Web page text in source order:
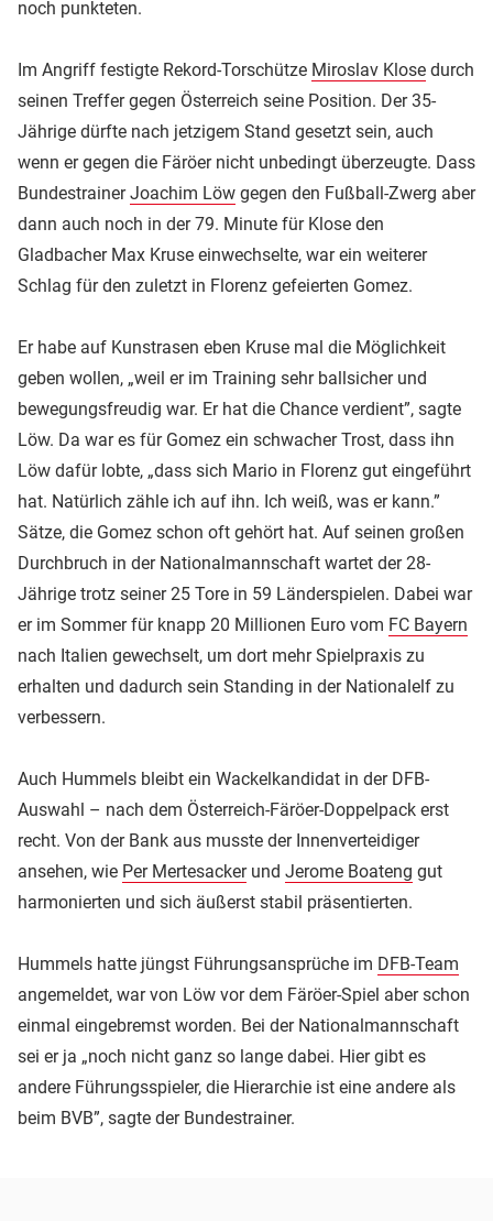
noch punkteten.
Im Angriff festigte Rekord-Torschütze Miroslav Klose durch
seinen Treffer gegen Österreich seine Position. Der 35-
Jährige dürfte nach jetzigem Stand gesetzt sein, auch
wenn er gegen die Färöer nicht unbedingt überzeugte. Dass
BundestrainerJoachim Löw gegen den Fußball-Zwerg aber
dann auch noch in der 79. Minute für Klose den
Gladbacher Max Kruse einwechselte, war ein weiterer
Schlag für den zuletzt in Florenz gefeierten Gomez.
Er habe auf Kunstrasen eben Kruse mal die Möglichkeit
geben wollen, „weil er im Training sehr ballsicher und
bewegungsfreudig war. Er hat die Chance verdient”, sagte
Löw. Da war es für Gomez ein schwacher Trost, dass ihn
Löw dafür lobte, „dass sich Mario in Florenz gut eingeführt
hat. Natürlich zähle ich auf ihn. Ich weiß, was er kann.”
Sätze, die Gomez schon oft gehört hat. Auf seinen großen
Durchbruch in der Nationalmannschaft wartet der 28-
Jährige trotz seiner 25 Tore in 59 Länderspielen. Dabei war
er im Sommer für knapp 20 Millionen Euro vom FC Bayern
nach Italien gewechselt, um dort mehr Spielpraxis zu
erhalten und dadurch sein Standing in der Nationalelf zu
verbessern.
Auch Hummels bleibt ein Wackelkandidat in der DFB-
Auswahl – nach dem Österreich-Färöer-Doppelpack erst
recht. Von der Bank aus musste der Innenverteidiger
ansehen, wie Per Mertesackerund Jerome Boateng gut
harmonierten und sich äußerst stabil präsentierten.
Hummels hatte jüngst Führungsansprüche im DFB-Team
angemeldet, war von Löw vor dem Färöer-Spiel aber schon
einmal eingebremst worden. Bei der Nationalmannschaft
sei er ja „noch nicht ganz so lange dabei. Hier gibt es
andere Führungsspieler, die Hierarchie ist eine andere als
beim BVB”, sagte der Bundestrainer.